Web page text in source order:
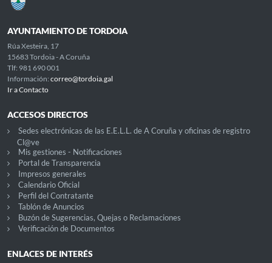
AYUNTAMIENTO DE TORDOIA
Rúa Xesteira, 17
15683 Tordoia - A Coruña
Tlf: 981 690 001
Información: correo@tordoia.gal
Ir a Contacto
ACCESOS DIRECTOS
Sedes electrónicas de las E.E.L.L. de A Coruña y oficinas de registro
Cl@ve
Mis gestiones - Notificaciones
Portal de Transparencia
Impresos generales
Calendario Oficial
Perfil del Contratante
Tablón de Anuncios
Buzón de Sugerencias, Quejas o Reclamaciones
Verificación de Documentos
ENLACES DE INTERÉS